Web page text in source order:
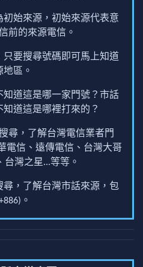
始來源，初始來源代表意
前的來源電信。
要搜尋號碼即可馬上知道
地區。
道這是哪一家門號？市話
道這是哪裡打來的？
尋，了解台灣電信業者門
電信、遠傳電信、台灣大哥
台灣之星...等等。
，了解台灣市話來源，包
。